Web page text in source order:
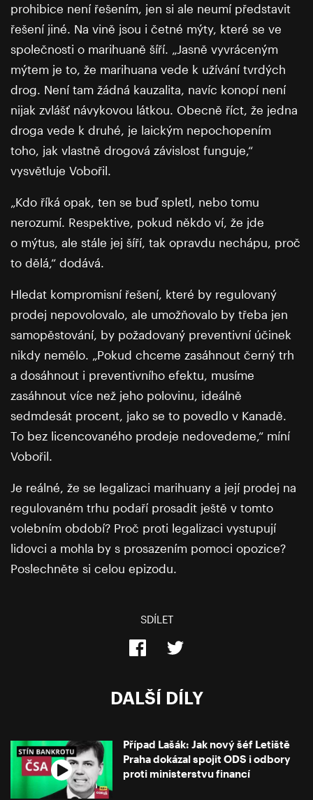
prohibice není řešením, jen si ale neumí představit
řešení jiné. Na vině jsou i četné mýty, které se ve
společnosti o marihuaně šíří. „Jasně vyvráceným
mýtem je to, že marihuana vede k užívání tvrdých
drog. Není tam žádná kauzalita, navíc konopí není
nijak zvlášť návykovou látkou. Obecně říct, že jedna
droga vede k druhé, je laickým nepochopením
toho, jak vlastně drogová závislost funguje,“
vysvětluje Vobořil.
„Kdo říká opak, ten se buď spletl, nebo tomu
nerozumí. Respektive, pokud někdo ví, že jde
o mýtus, ale stále jej šíří, tak opravdu nechápu, proč
to dělá,“ dodává.
Hledat kompromisní řešení, které by regulovaný
prodej nepovolovalo, ale umožňovalo by třeba jen
samopěstování, by požadovaný preventivní účinek
nikdy nemělo. „Pokud chceme zasáhnout černý trh
a dosáhnout i preventivního efektu, musíme
zasáhnout více než jeho polovinu, ideálně
sedmdesát procent, jako se to povedlo v Kanadě.
To bez licencovaného prodeje nedovedeme,“ míní
Vobořil.
Je reálné, že se legalizaci marihuany a její prodej na
regulovaném trhu podaří prosadit ještě v tomto
volebním období? Proč proti legalizaci vystupují
lidovci a mohla by s prosazením pomoci opozice?
Poslechněte si celou epizodu.
SDÍLET
DALŠÍ DÍLY
Případ Lašák: Jak nový šéf Letiště
Praha dokázal spojit ODS i odbory
proti ministerstvu financí